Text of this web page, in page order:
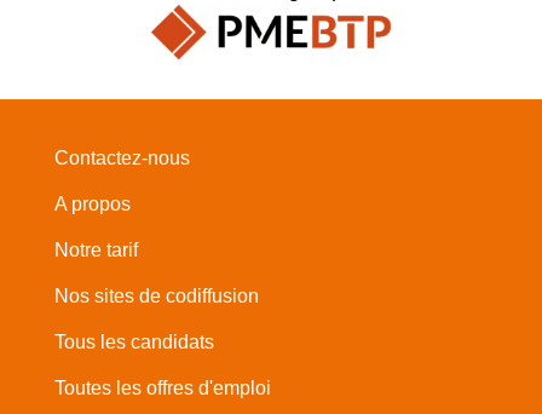
Contactez-nous
A propos
Notre tarif
Nos sites de codiffusion
Tous les candidats
Toutes les offres d'emploi